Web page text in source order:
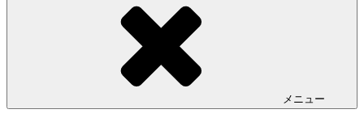
メニュー